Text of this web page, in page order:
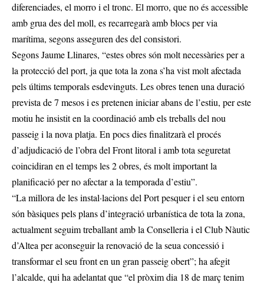
diferenciades, el morro i el tronc. El morro, que no és accessible
amb grua des del moll, es recarregarà amb blocs per via
marítima, segons asseguren des del consistori.
Segons Jaume Llinares, “estes obres són molt necessàries per a
la protecció del port, ja que tota la zona s’ha vist molt afectada
pels últims temporals esdevinguts. Les obres tenen una duració
prevista de 7 mesos i es pretenen iniciar abans de l’estiu, per este
motiu he insistit en la coordinació amb els treballs del nou
passeig i la nova platja. En pocs dies finalitzarà el procés
d’adjudicació de l’obra del Front litoral i amb tota seguretat
coincidiran en el temps les 2 obres, és molt important la
planificació per no afectar a la temporada d’estiu”.
“La millora de les instal·lacions del Port pesquer i el seu entorn
són bàsiques pels plans d’integració urbanística de tota la zona,
actualment seguim treballant amb la Conselleria i el Club Nàutic
d’Altea per aconseguir la renovació de la seua concessió i
transformar el seu front en un gran passeig obert”; ha afegit
l’alcalde, qui ha adelantat que “el pròxim dia 18 de març tenim